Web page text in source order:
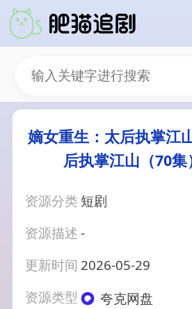
嫡女重生：太后执掌江
后执掌江山（70
资源分类 短剧
资源描述-
更新时间 2026-05-29
资源类型
夸克网盘